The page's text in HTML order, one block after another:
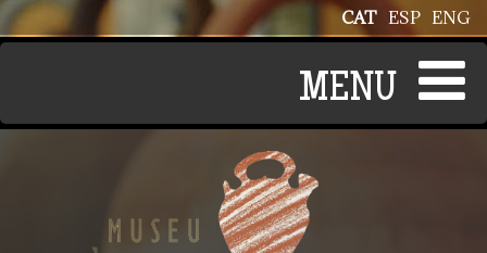
Vés al contingut ENG
ESP
CAT